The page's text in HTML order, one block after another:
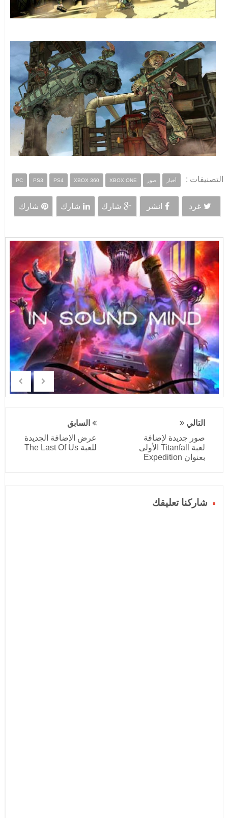
التصنيفات : أخبار صور PC PS3 PS4 XBOX 360 XBOX ONE
غرد انشر شارك شارك شارك
التالي
صور جديدة لإضافة
لعبة Titanfall الأولى
بعنوان Expedition
السابق
عرض الإضافة الجديدة
للعبة The Last Of Us
شاركنا تعليقك